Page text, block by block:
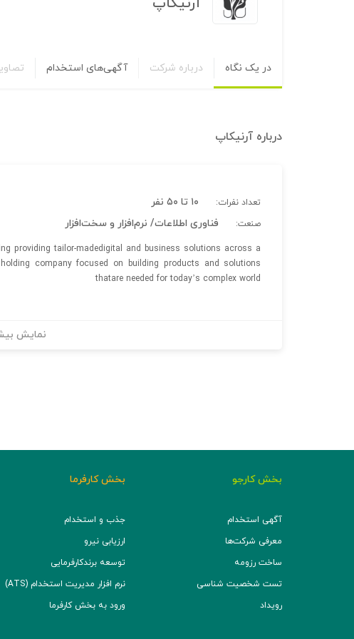
در یک نگاه درباره شرکت آگهی‌های استخدام
درباره آرنیکاپ
تعداد نفرات: ۱۰ تا ۵۰ نفر
صنعت: فناوری اطلاعات/ نرم‌افزار و سخت‌افزار
providing tailor-madedigital and business solutions across a
company focused on building products and solutions
thatare needed for today’s complex world
نمایش
بخش کارجو
آگهی استخدام
معرفی شرکت‌ها
ساخت رزومه
تست شخصیت شناسی
رویداد
بخش کارفرما
جذب و استخدام
ارزیابی نیرو
توسعه برند‌کارفرمایی
نرم افزار مدیریت استخدام (ATS)
ورود به بخش کارفرما